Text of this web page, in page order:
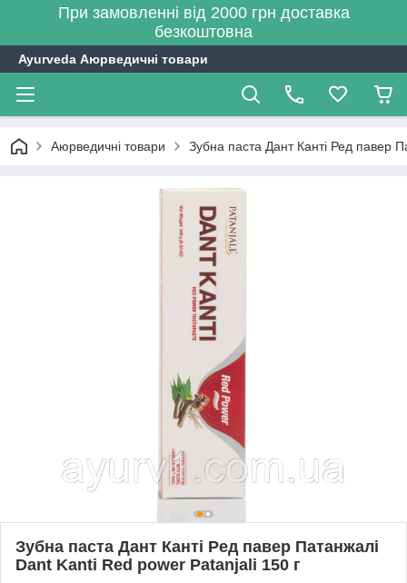
При замовленні від 2000 грн доставка
безкоштовна
Ayurveda Аюрведичні товари
Аюрведичні товари Зубна паста Дант Канті Ред павер
Зубна паста Дант Канті Ред павер Патанжалі
Dant Kanti Red power Patanjali 150 г